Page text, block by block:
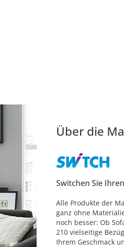
Über die
Switchen Sie
Alle Produkte der
ganz ohne
noch besser: Ob
210 vielseitige
Ihrem Geschmack